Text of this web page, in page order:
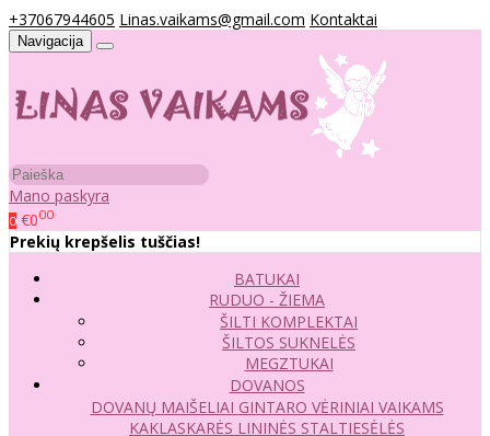
+37067944605 Linas.vaikams@gmail.com Kontaktai
Navigacija
Mano paskyra
0 €000
Prekių krepšelis tuščias!
BATUKAI
RUDUO - ŽIEMA
ŠILTI KOMPLEKTAI
ŠILTOS SUKNELĖS
MEGZTUKAI
DOVANOS
DOVANŲ MAIŠELIAI GINTARO VĖRINIAI VAIKAMS
KAKLASKARĖS LININĖS STALTIESĖLĖS